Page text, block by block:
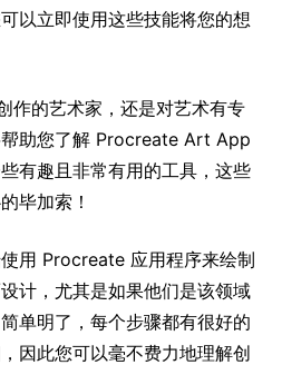
以立即使用这些技能将您的想
作的艺术家，还是对艺术有专
助您了解 Procreate Art App
有趣且非常有用的工具，这些
毕加索！
用 Procreate 应用程序来绘制
计，尤其是如果他们是该领域
单明了，每个步骤都有很好的
因此您可以毫不费力地理解创